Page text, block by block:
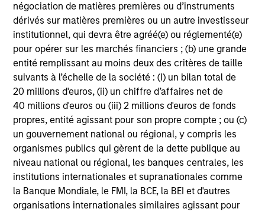
négociation de matières premières ou d’instruments
dérivés sur matières premières ou un autre investisseur
institutionnel, qui devra être agréé(e) ou réglementé(e)
pour opérer sur les marchés financiers ; (b) une grande
entité remplissant au moins deux des critères de taille
suivants à l’échelle de la société : (I) un bilan total de
20 millions d'euros, (ii) un chiffre d’affaires net de
40 millions d'euros ou (iii) 2 millions d'euros de fonds
propres, entité agissant pour son propre compte ; ou (c)
un gouvernement national ou régional, y compris les
organismes publics qui gèrent de la dette publique au
niveau national ou régional, les banques centrales, les
institutions internationales et supranationales comme
la Banque Mondiale, le FMI, la BCE, la BEI et d'autres
organisations internationales similaires agissant pour
May not represent all Team Members.
The information on this page is for informational
purposes only. The information contained herein does
not constitute and should not be construed as an
offering of advisory services or an offer to sell or a
solicitation of an offer to buy any securities in any
jurisdiction in which such offer or solicitation,
purchase or sale would be unlawful under the
securities, insurance or other laws of such jurisdiction.
All investing involves risks, including a loss of principal.